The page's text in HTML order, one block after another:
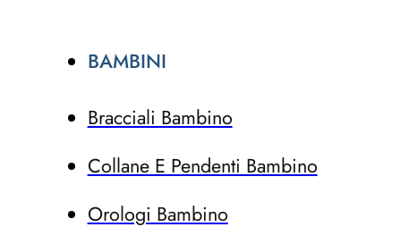
BAMBINI
Bracciali Bambino
Collane E Pendenti Bambino
Orologi Bambino